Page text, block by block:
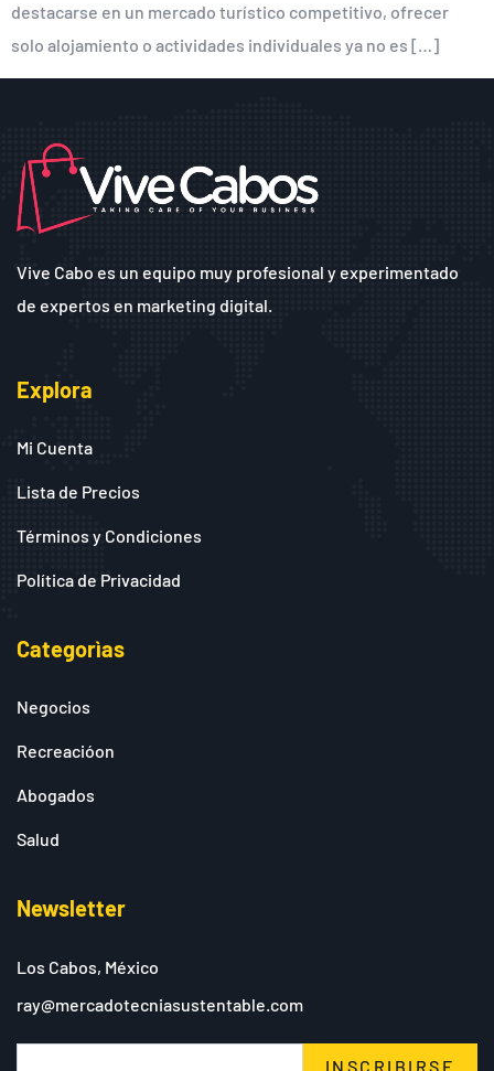
destacarse en un mercado turístico competitivo, ofrecer
solo alojamiento o actividades individuales ya no es […]
Vive Cabo es un equipo muy profesional y experimentado
de expertos en marketing digital.
Explora
Mi Cuenta
Lista de Precios
Términos y Condiciones
Política de Privacidad
Categorìas
Negocios
Recreacióon
Abogados
Salud
Newsletter
Los Cabos, México
ray@mercadotecniasustentable.com
INSCRIBIRSE